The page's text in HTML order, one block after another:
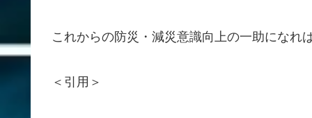
これからの防災・減災意識向上の一助になれ
＜引用＞